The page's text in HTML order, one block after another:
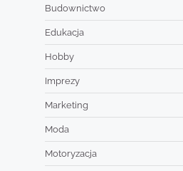
Budownictwo
Edukacja
Hobby
Imprezy
Marketing
Moda
Motoryzacja